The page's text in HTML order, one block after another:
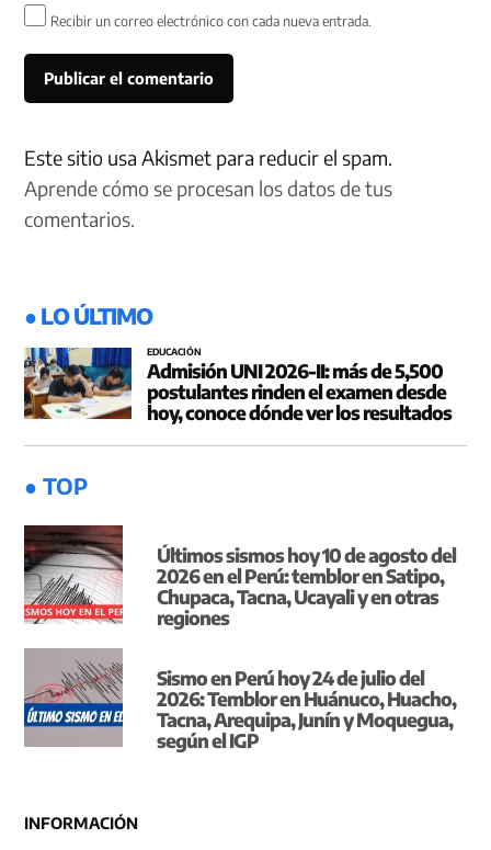
Recibir un correo electrónico con cada nueva entrada.
Este sitio usa Akismet para reducir el spam.
Aprende cómo se procesan los datos de tus
comentarios.
● LO ÚLTIMO
EDUCACIÓN
Admisión UNI 2026-II: más de 5,500
postulantes rinden el examen desde
hoy, conoce dónde ver los resultados
● TOP
Últimos sismos hoy 10 de agosto del
2026 en el Perú: temblor en Satipo,
Chupaca, Tacna, Ucayali y en otras
regiones
Sismo en Perú hoy 24 de julio del
2026: Temblor en Huánuco, Huacho,
Tacna, Arequipa, Junín y Moquegua,
según el IGP
INFORMACIÓN